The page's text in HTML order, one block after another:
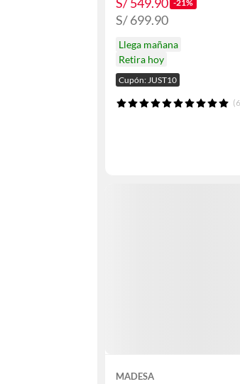
-21%
S/ 699.90
Llega mañana
Retira hoy
Cupón: JUST10
MADESA